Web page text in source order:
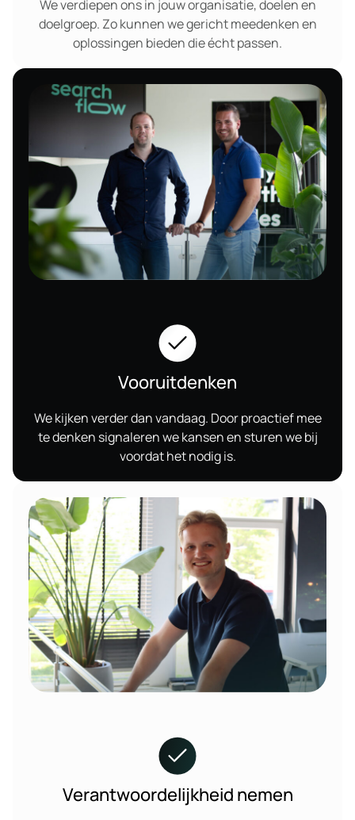
We verdiepen ons in jouw organisatie, doelen en
doelgroep. Zo kunnen we gericht meedenken en
oplossingen bieden die écht passen.
Vooruitdenken
We kijken verder dan vandaag. Door proactief mee
te denken signaleren we kansen en sturen we bij
voordat het nodig is.
Verantwoordelijkheid nemen